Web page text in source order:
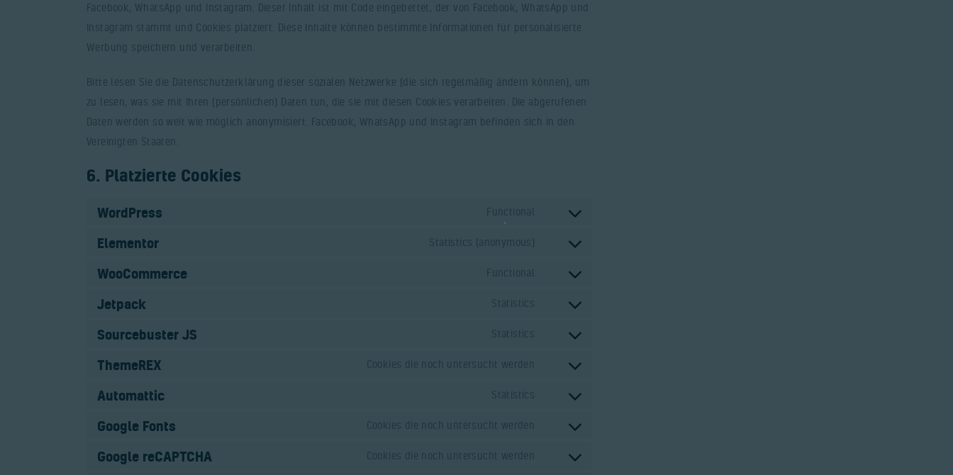
Facebook, WhatsApp und Instagram. Dieser Inhalt ist mit Code eingebettet, der von Facebook, WhatsApp und
Instagram stammt und Cookies platziert. Diese Inhalte können bestimmte Informationen für personalisierte
Werbung speichern und verarbeiten.
Bitte lesen Sie die Datenschutzerklärung dieser sozialen Netzwerke (die sich regelmäßig ändern können), um
zu lesen, was sie mit Ihren (persönlichen) Daten tun, die sie mit diesen Cookies verarbeiten. Die abgerufenen
Daten werden so weit wie möglich anonymisiert. Facebook, WhatsApp und Instagram befinden sich in den
Vereinigten Staaten.
6. Platzierte Cookies
WordPress Functional
Elementor Statistics (anonymous)
WooCommerce Functional
Jetpack Statistics
Sourcebuster JS Statistics
ThemeREX Cookies die noch untersucht werden
Automattic Statistics
Google Fonts Cookies die noch untersucht werden
Google reCAPTCHA Cookies die noch untersucht werden